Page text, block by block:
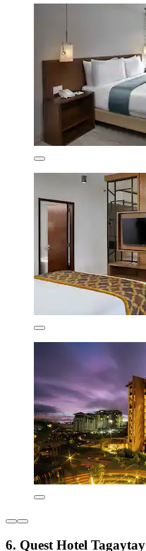
6. Quest Hotel Tagaytay